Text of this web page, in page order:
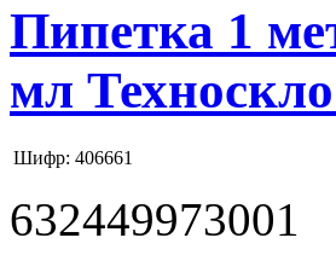
Пипетка 1
мл
Шифр: 406661
632449973001